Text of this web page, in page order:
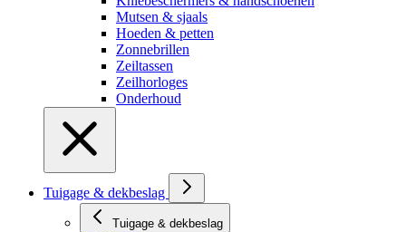
Mutsen & sjaals
Hoeden & petten
Zonnebrillen
Zeiltassen
Zeilhorloges
Onderhoud
Tuigage & dekbeslag
Tuigage & dekbeslag